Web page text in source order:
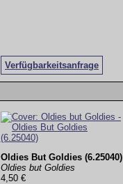
Verfügbarkeitsanfrage
Oldies But Goldies (6.25040)
Oldies but Goldies
4,50 €